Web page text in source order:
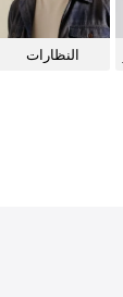
النظارات